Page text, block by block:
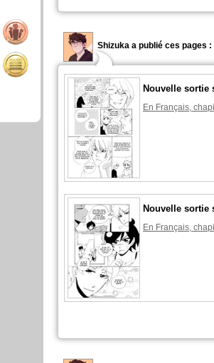
Shizuka a publié ces pages :
Nouvelle sortie
En Français,
Nouvelle sortie
En Français,